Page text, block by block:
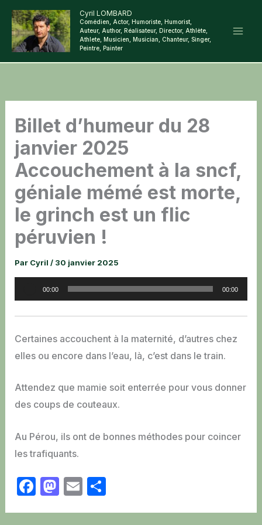
Aller
contenu
Cyril LOMBARD
Comédien, Actor, Humoriste, Humorist,
Auteur, Author, Réalisateur, Director, Athlète,
Athlete, Musicien, Musician, Chanteur, Singer,
Peintre, Painter
Billet d’humeur du 28
janvier 2025
Accouchement à la sncf,
géniale mémé est morte,
le grinch est un flic
péruvien !
Par Cyril / 30 janvier 2025
Lecteur
audio
00:00 00:00
Certaines accouchent à la maternité, d’autres chez
elles ou encore dans l’eau, là, c’est dans le train.
Attendez que mamie soit enterrée pour vous donner
des coups de couteaux.
Au Pérou, ils ont de bonnes méthodes pour coincer
les trafiquants.
F M E P